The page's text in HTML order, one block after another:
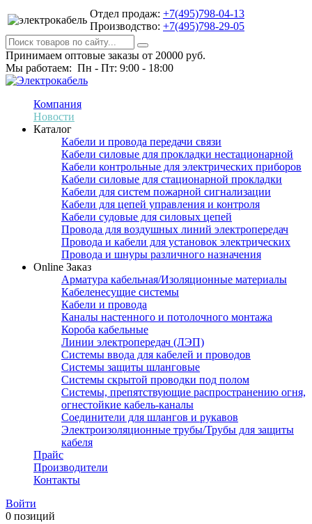
Отдел продаж: +7(495)798-04-13
Производство: +7(495)798-29-05
Принимаем оптовые заказы от 20000 руб.
Мы работаем: Пн - Пт: 9:00 - 18:00
Компания
Новости
Каталог
Кабели и провода передачи связи
Кабели силовые для прокладки нестационарной
Кабели контрольные для электрических приборов
Кабели силовые для стационарной прокладки
Кабели для систем пожарной сигнализации
Кабели для цепей управления и контроля
Кабели судовые для силовых цепей
Провода для воздушных линий электропередач
Провода и кабели для установок электрических
Провода и шнуры различного назначения
Online Заказ
Арматура кабельная/Изоляционные материалы
Кабеленесущие системы
Кабели и провода
Каналы настенного и потолочного монтажа
Короба кабельные
Линии электропередач (ЛЭП)
Системы ввода для кабелей и проводов
Системы защиты шланговые
Системы скрытой проводки под полом
Системы, препятствующие распространению огня,
огнестойкие кабель-каналы
Соединители для шлангов и рукавов
Электроизоляционные трубы/Трубы для защиты
кабеля
Прайс
Производители
Контакты
Войти
0 позиций